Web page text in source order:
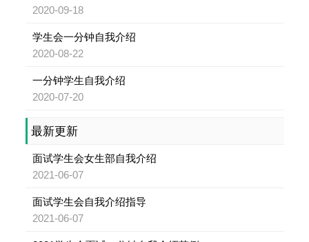
2020-09-18
学生会一分钟自我介绍
2020-08-22
一分钟学生自我介绍
2020-07-20
最新更新
面试学生会女生部自我介绍
2021-06-07
面试学生会自我介绍指导
2021-06-07